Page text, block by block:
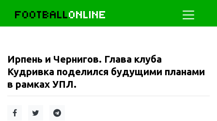
FOOTBALLONLINE
Ирпень и Чернигов. Глава клуба
Кудривка поделился будущими планами
в рамках УПЛ.